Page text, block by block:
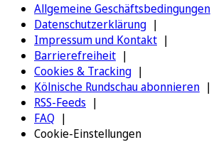
Allgemeine Geschäftsbedingungen
Datenschutzerklärung
Impressum und Kontakt
Barrierefreiheit
Cookies & Tracking
Kölnische Rundschau abonnieren
RSS-Feeds
FAQ
Cookie-Einstellungen